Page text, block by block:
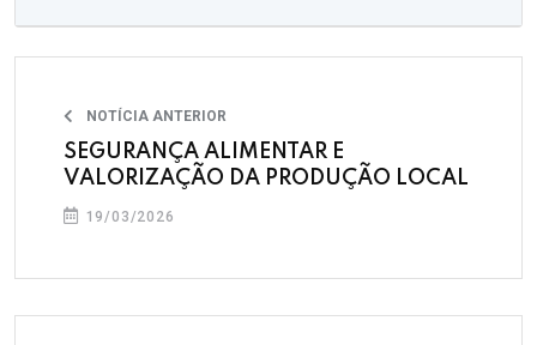
NOTÍCIA ANTERIOR
SEGURANÇA ALIMENTAR E
VALORIZAÇÃO DA PRODUÇÃO LOCAL
19/03/2026